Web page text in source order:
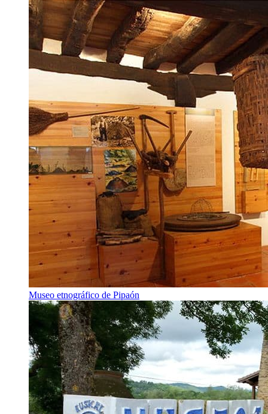
Museo etnográfico de Pipaón